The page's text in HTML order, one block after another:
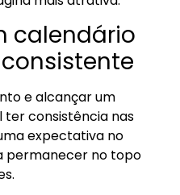
calendário
e alcançar um
ter consistência nas
expectativa no
permanecer no topo